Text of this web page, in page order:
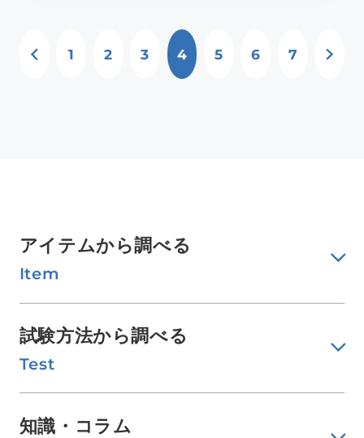
1 2 3 4 5 6 7
アイテムから調べる
Item
試験方法から調べる
Test
知識・コラム